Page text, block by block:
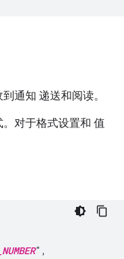
通知 递送和阅读。
对于格式设置和 值
",